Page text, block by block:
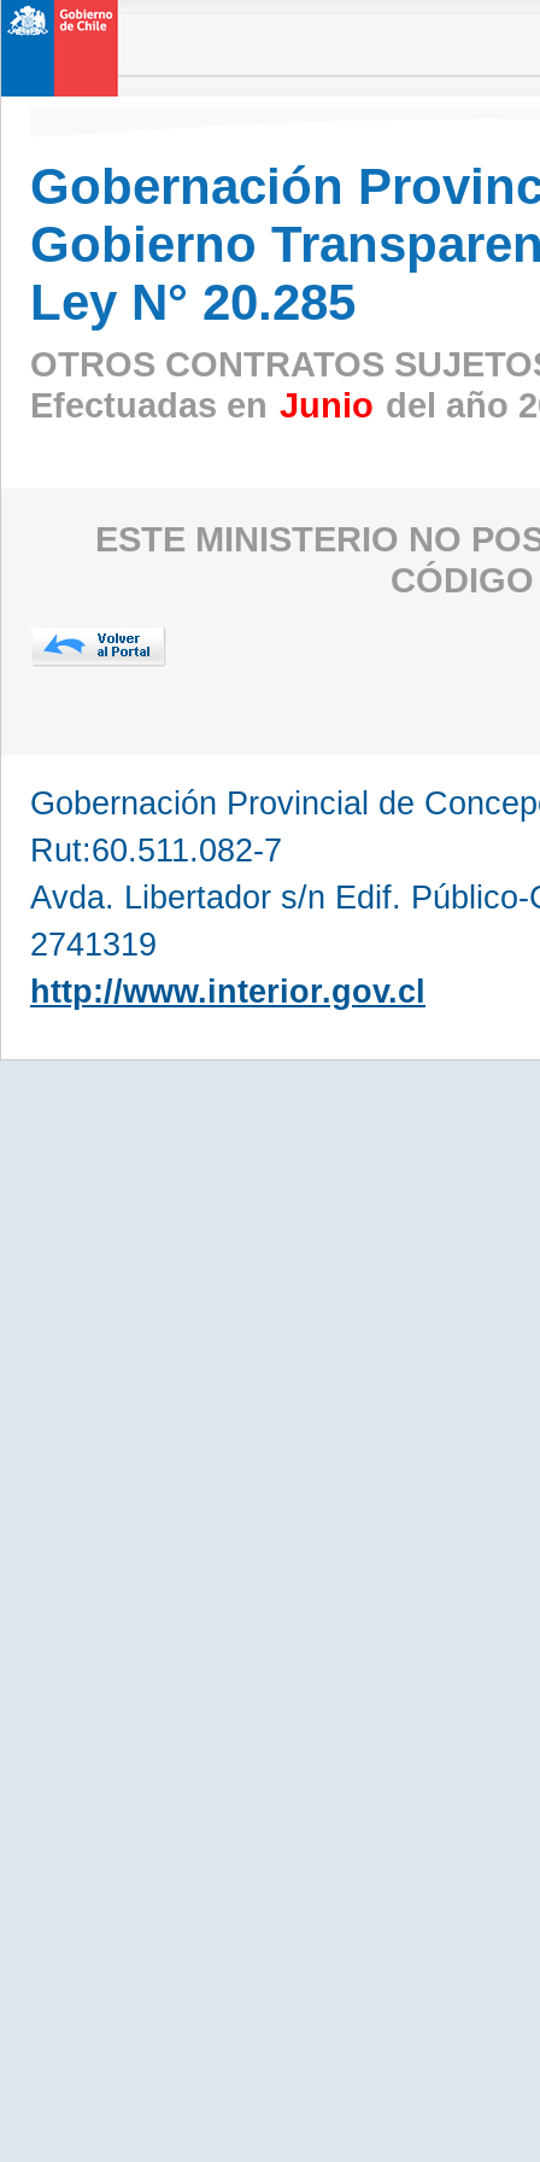
Gobernación
Gobierno
Ley N° 20.285
OTROS CONTRATOS
Efectuadas en Junio del año
ESTE MINISTERIO NO
Gobernación Provincial de
Rut:60.511.082-7
Avda. Libertador s/n Edif.
2741319
http://www.interior.gov.cl